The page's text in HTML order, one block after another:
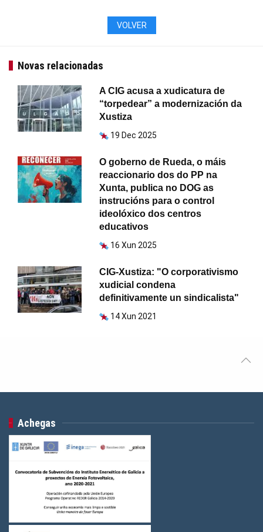
VOLVER
Novas relacionadas
A CIG acusa a xudicatura de
“torpedear” a modernización da
Xustiza
19 Dec 2025
O goberno de Rueda, o máis
reaccionario dos do PP na
Xunta, publica no DOG as
instrucións para o control
ideolóxico dos centros
educativos
16 Xun 2025
CIG-Xustiza: "O corporativismo
xudicial condena
definitivamente un sindicalista"
14 Xun 2021
Achegas